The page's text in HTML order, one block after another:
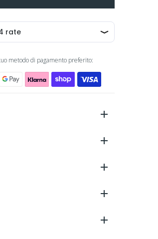
metodo di pagamento preferito: